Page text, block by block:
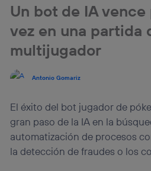
Un bot de IA
vez en una partida
multijugador
Antonio Gomariz
El éxito del bot jugador de
gran paso de la IA en la
automatización de procesos
la detección de fraudes o los